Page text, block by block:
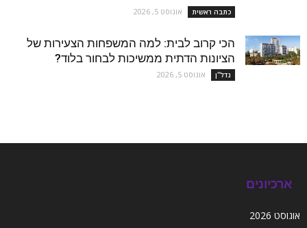
כתבה ראשית אוגוסט 5, 2026
הכי קרוב לבית: למה המשפחות הצעירות של
הציונות הדתית ממשיכות לבחור בלוד?
נדל''ן אוגוסט 5, 2026
ארכיונים
אוגוסט 2026